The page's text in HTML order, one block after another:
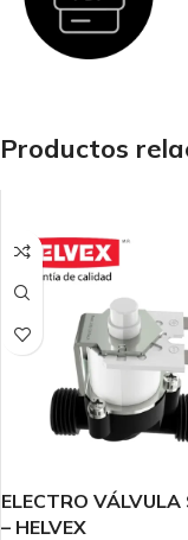
Productos
ELECTRO
– HELVEX